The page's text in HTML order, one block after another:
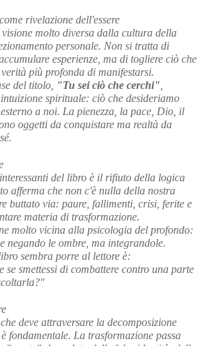
rivelazione dell'essere
molto diversa dalla cultura della
personale. Non si tratta di
esperienze, ma di togliere ciò che
più profonda di manifestarsi.
del titolo,
"Tu sei ciò che cerchi"
spirituale: ciò che desideriamo
a noi. La pienezza, la pace, Dio, il
oggetti da conquistare ma realtà da
del libro è il rifiuto della logica
afferma che non c'è nulla della nostra
buttato via: paure, fallimenti, crisi, ferite e
materia di trasformazione.
molto vicina alla psicologia del profondo:
negando le ombre, ma integrandole.
sembra porre al lettore è:
se smettessi di combattere contro una parte
deve attraversare la decomposizione
fondamentale. La trasformazione passa